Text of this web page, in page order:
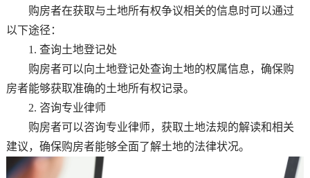
购房者在获取与土地所有权争议相关的信息时可以通过
以下途径：
1. 查询土地登记处
购房者可以向土地登记处查询土地的权属信息，确保购
房者能够获取准确的土地所有权记录。
2. 咨询专业律师
购房者可以咨询专业律师，获取土地法规的解读和相关
建议，确保购房者能够全面了解土地的法律状况。